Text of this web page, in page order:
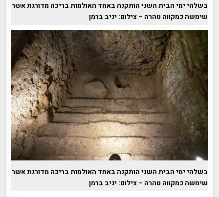
בשלהי ימי הבית השני הותקנה באחד האולמות בריכה מדורגת אשר
שימשה כמקווה טהרה – צילום: יניב ברמן
בשלהי ימי הבית השני הותקנה באחד האולמות בריכה מדורגת אשר
שימשה כמקווה טהרה – צילום: יניב ברמן